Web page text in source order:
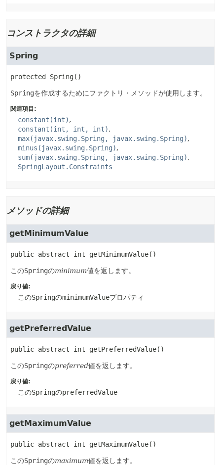
コンストラクタの詳細
Spring
protected Spring()
Springを作成するためにファクトリ・メソッドが使用します。
関連項目:
constant(int)
constant(int, int, int)
max(javax.swing.Spring, javax.swing.Spring)
minus(javax.swing.Spring)
sum(javax.swing.Spring, javax.swing.Spring)
SpringLayout.Constraints
メソッドの詳細
getMinimumValue
public abstract int getMinimumValue()
このSpringのminimum値を返します。
戻り値:
このSpringのminimumValueプロパティ
getPreferredValue
public abstract int getPreferredValue()
このSpringのpreferred値を返します。
戻り値:
このSpringのpreferredValue
getMaximumValue
public abstract int getMaximumValue()
このSpringのmaximum値を返します。